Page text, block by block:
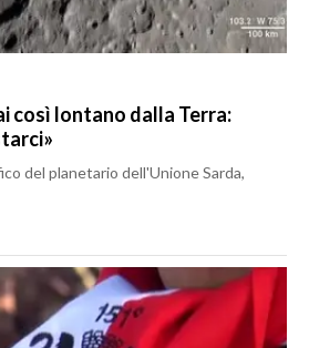
così lontano dalla Terra:
del planetario dell'Unione Sarda,